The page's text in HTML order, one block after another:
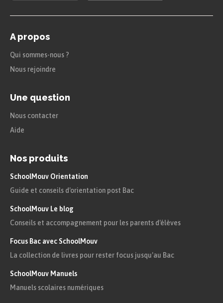
A propos
Qui sommes-nous ?
Nous rejoindre
Une question
Nous contacter
Aide
Nos produits
SchoolMouv Orientation
Guide et conseils d'orientation post Bac
SchoolMouv Le blog
Conseils et accompagnement pour les parents d'élèves
Focus Bac avec SchoolMouv
La collection de livres pour rester focus jusqu'au Bac
SchoolMouv Manuels
Manuels scolaires numériques